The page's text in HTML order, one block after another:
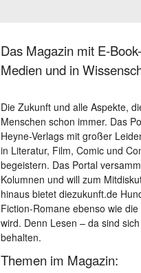
Das Magazin mit E-
Medien und in
Die Zukunft und alle Aspekte,
Menschen schon immer. Das
Heyne-Verlags mit großer
in Literatur, Film, Comic und
begeistern. Das Portal
Kolumnen und will zum
hinaus bietet diezukunft.de
Fiction-Romane ebenso wie
wird. Denn Lesen – da sind
behalten.
Themen im Magazin: